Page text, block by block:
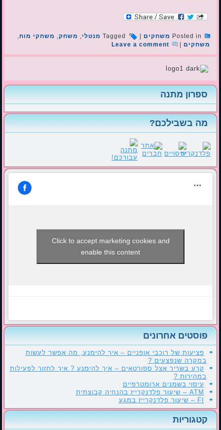
Posted in משחקים Tagged מנטלי, משחק, משחקי מוח,
משחקים
|
Leave a comment
ספרון מתנה
מה בשבילכם?
Click to accept marketing cookies and
enable this content
פוסטים אחרונים
פציעות של רוכבי אופניים – איך להימנע, מה אפשר לעשות
במקרה שנפצעים ?
קרע בשריר אצל ספורטאים – איך להימנע ? איך לחזור לפעילות
במהירות ?
עיסוי בשמנים ארומטרפיים
ATM – שיעור פלדנקרייז בהנחיה קבוצתית
FI – שיעור פלדנקרייז במגע
קטגוריות